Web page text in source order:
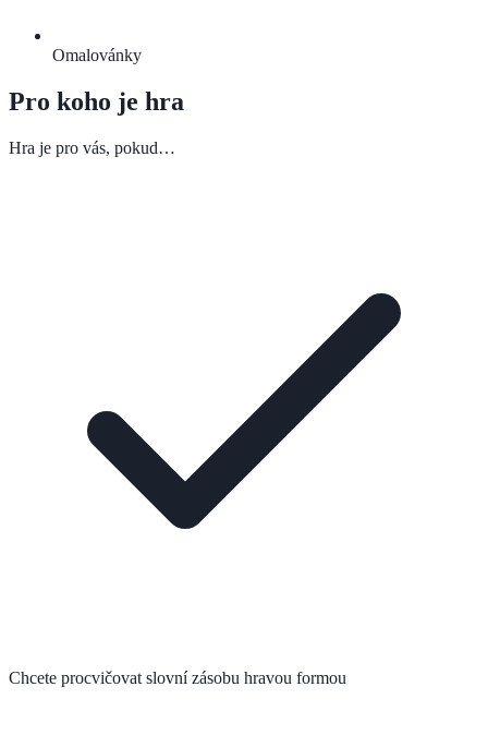
Omalovánky
Pro koho je hra
Hra je pro vás, pokud…
Chcete procvičovat slovní zásobu hravou formou